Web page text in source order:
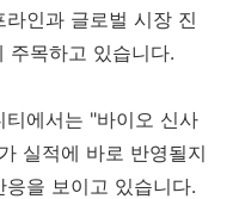
인과 글로벌 시장 진
주목하고 있습니다.
에서는 "바이오 신사
실적에 바로 반영될지
을 보이고 있습니다.